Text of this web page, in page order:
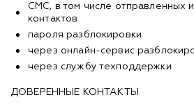
СМС, в том числе отправленных
контактов
пароля разблокировки
через онлайн-сервис
через службу техподдержки
ДОВЕРЕННЫЕ КОНТАКТЫ